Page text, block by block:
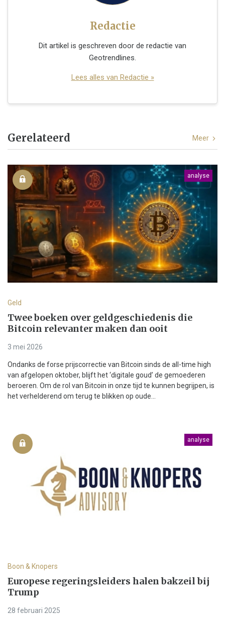
Redactie
Dit artikel is geschreven door de redactie van
Geotrendlines.
Lees alles van Redactie »
Gerelateerd Meer
analyse
Geld
Twee boeken over geldgeschiedenis die
Bitcoin relevanter maken dan ooit
3 mei 2026
Ondanks de forse prijscorrectie van Bitcoin sinds de all-time high
van afgelopen oktober, blijft het ‘digitale goud’ de gemoederen
beroeren. Om de rol van Bitcoin in onze tijd te kunnen begrijpen, is
het verhelderend om terug te blikken op oude...
analyse
Boon & Knopers
Europese regeringsleiders halen bakzeil bij
Trump
28 februari 2025